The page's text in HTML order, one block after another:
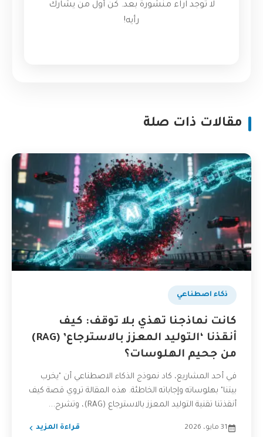
لا توجد آراء منشورة بعد. كن أول من يشارك
رأيه!
مقالات ذات صلة
ذكاء اصطناعي
كانت نماذجنا تهذي بلا توقف: كيف
أنقذنا ‘التوليد المعزز بالاسترجاع’ (RAG)
من جحيم الهلوسات؟
في أحد المشاريع، كاد نموذج الذكاء الاصطناعي أن "يخرب
بيتنا" بهلوساته وإجاباته الخاطئة. هذه المقالة تروي قصة كيف
أنقذتنا تقنية التوليد المعزز بالاسترجاع (RAG)، وتشرح...
31 مايو، 2026 قراءة المزيد